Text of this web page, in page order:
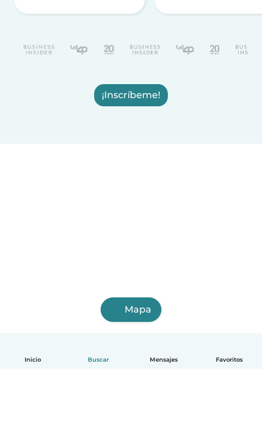
Inicio Buscar Mensajes Favoritos
¡Inscríbeme!
Mapa